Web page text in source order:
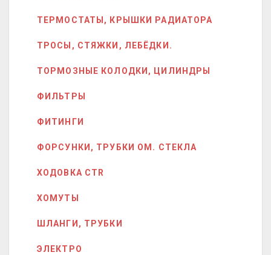
ТЕРМОСТАТЫ, КРЫШКИ РАДИАТОРА
ТРОСЫ, СТЯЖКИ, ЛЕБЁДКИ.
ТОРМОЗНЫЕ КОЛОДКИ, ЦИЛИНДРЫ
ФИЛЬТРЫ
ФИТИНГИ
ФОРСУНКИ, ТРУБКИ ОМ. СТЕКЛА
ХОДОВКА CTR
ХОМУТЫ
ШЛАНГИ, ТРУБКИ
ЭЛЕКТРО